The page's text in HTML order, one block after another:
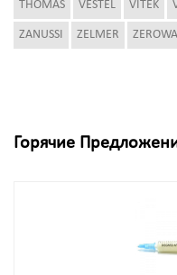
THOMAS VESTEL VITEK
ZANUSSI ZELMER
Горячие